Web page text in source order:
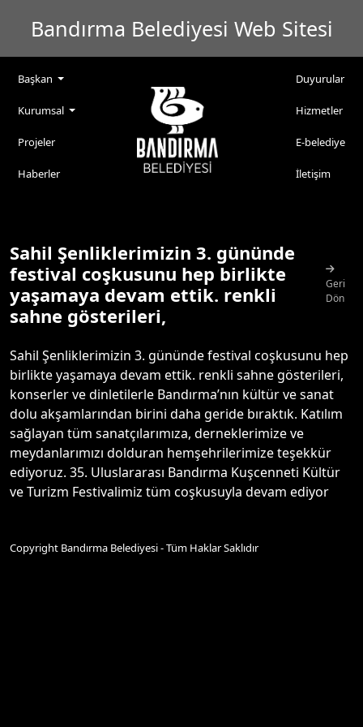
Bandırma Belediyesi Web Sitesi
Başkan
Kurumsal
Projeler
Haberler
Duyurular
Hizmetler
E-belediye
İletişim
Sahil Şenliklerimizin 3. gününde
festival coşkusunu hep birlikte
yaşamaya devam ettik. renkli
sahne gösterileri,
Geri
Dön
Sahil Şenliklerimizin 3. gününde festival coşkusunu hep
birlikte yaşamaya devam ettik. renkli sahne gösterileri,
konserler ve dinletilerle Bandırma’nın kültür ve sanat
dolu akşamlarından birini daha geride bıraktık. Katılım
sağlayan tüm sanatçılarımıza, derneklerimize ve
meydanlarımızı dolduran hemşehrilerimize teşekkür
ediyoruz. 35. Uluslararası Bandırma Kuşcenneti Kültür
ve Turizm Festivalimiz tüm coşkusuyla devam ediyor
Copyright Bandırma Belediyesi - Tüm Haklar Saklıdır